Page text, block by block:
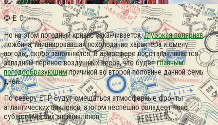
© E. O.
Но на этом погодный кризис заканчивается.Глубокая полярная
ложбина, инициировавшая похолодание характера и смену
погоды, скоро заполняется. В атмосфере восстанавливается
западный перенос воздушных весов, что будетглавным
погодообразующимпричиной во второй половине данной семь
дней.
По северу ЕТР будут смещаться атмосферные фронты
атлантических циклонов, а югом неспешно овладеет пояс
субтропических антициклонов.